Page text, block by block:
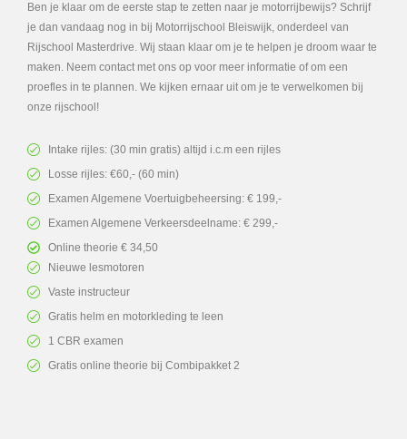
Ben je klaar om de eerste stap te zetten naar je motorrijbewijs? Schrijf
je dan vandaag nog in bij Motorrijschool Bleiswijk, onderdeel van
Rijschool Masterdrive. Wij staan klaar om je te helpen je droom waar te
maken. Neem contact met ons op voor meer informatie of om een
proefles in te plannen. We kijken ernaar uit om je te verwelkomen bij
onze rijschool!
Intake rijles: (30 min gratis) altijd i.c.m een rijles
Losse rijles: €60,- (60 min)
Examen Algemene Voertuigbeheersing: € 199,-
Examen Algemene Verkeersdeelname: € 299,-
Online theorie € 34,50
Nieuwe lesmotoren
Vaste instructeur
Gratis helm en motorkleding te leen
1 CBR examen
Gratis online theorie bij Combipakket 2